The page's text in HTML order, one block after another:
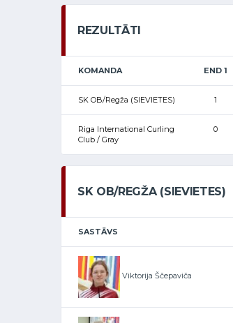
REZULTĀTI
KOMANDA END 1
SK OB/Regža (SIEVIETES) 1
Riga International Curling
Club / Gray
0
SK OB/REGŽA (SIEVIETES)
SASTĀVS
Viktorija Ščepaviča